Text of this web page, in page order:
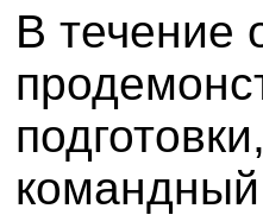
В течение